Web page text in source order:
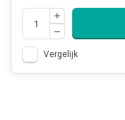
Vergelijk